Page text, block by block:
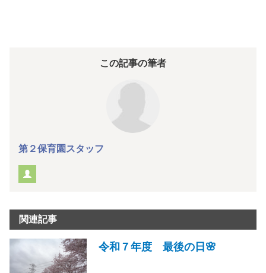
この記事の筆者
第２保育園スタッフ
関連記事
令和７年度 最後の日🌸